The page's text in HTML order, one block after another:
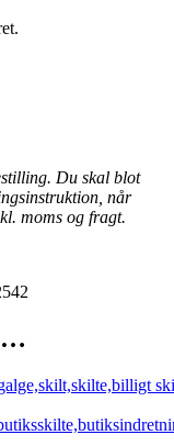
Du skal blot
når
moms og fragt.